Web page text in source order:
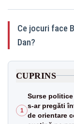
Ce jocuri face
Dan?
CUPRINS
1
Surse
s-ar pregăti
de orientare